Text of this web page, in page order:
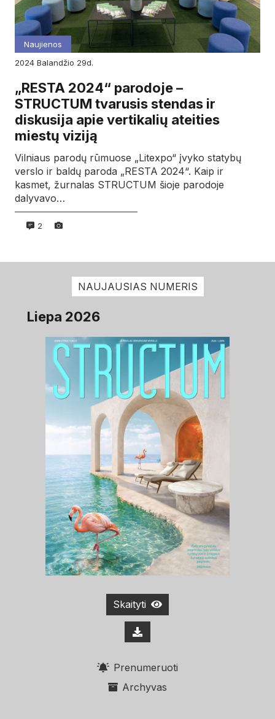
Naujienos
2024
balandžio 29d.
„RESTA 2024“ parodoje –
STRUCTUM tvarusis stendas ir
diskusija apie vertikalių ateities
miestų viziją
Vilniaus parodų rūmuose „Litexpo“ įvyko statybų
verslo ir baldų paroda „RESTA 2024“. Kaip ir
kasmet, žurnalas STRUCTUM šioje parodoje
dalyvavo…
2
NAUJAUSIAS NUMERIS
Liepa 2026
Skaityti
Prenumeruoti
Archyvas